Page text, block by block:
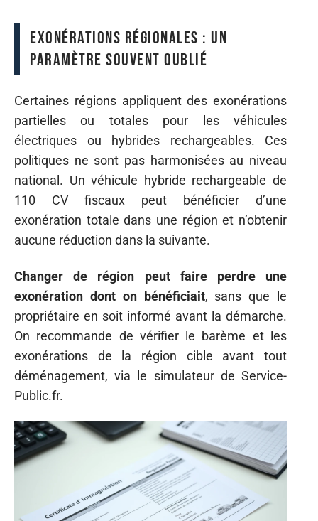
Exonérations régionales : un
paramètre souvent oublié
Certaines régions appliquent des exonérations
partielles ou totales pour les véhicules
électriques ou hybrides rechargeables. Ces
politiques ne sont pas harmonisées au niveau
national. Un véhicule hybride rechargeable de
110 CV fiscaux peut bénéficier d’une
exonération totale dans une région et n’obtenir
aucune réduction dans la suivante.
Changer de région peut faire perdre une
exonération dont on bénéficiait, sans que le
propriétaire en soit informé avant la démarche.
On recommande de vérifier le barème et les
exonérations de la région cible avant tout
déménagement, via le simulateur de Service-
Public.fr.